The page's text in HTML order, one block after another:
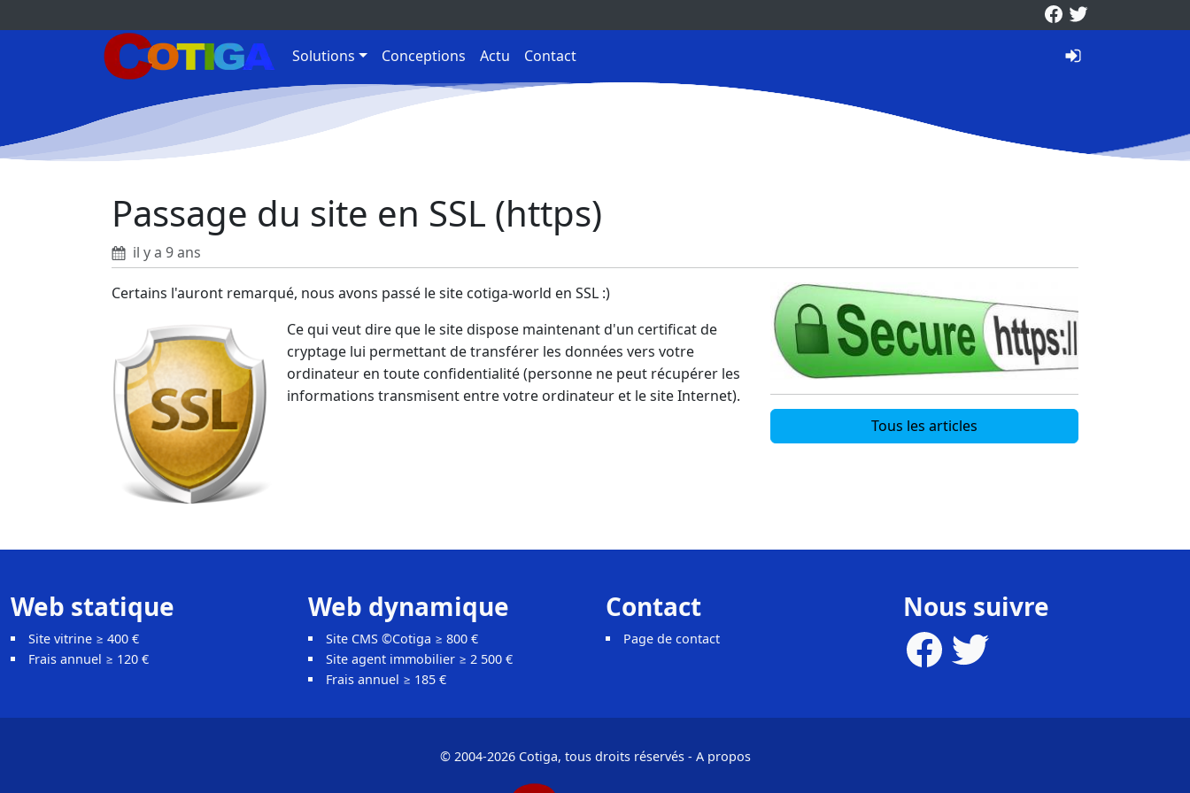
Solutions Conceptions Actu Contact
Passage du site en SSL (https)
il y a 9 ans
Certains l'auront remarqué, nous avons passé le site cotiga-world en SSL :)
Ce qui veut dire que le site dispose maintenant d'un certificat de
cryptage lui permettant de transférer les données vers votre
ordinateur en toute confidentialité (personne ne peut récupérer les
informations transmisent entre votre ordinateur et le site Internet).
Tous les articles
Web statique
Site vitrine ≥ 400 €
Frais annuel ≥ 120 €
Web dynamique
Site CMS ©Cotiga ≥ 800 €
Site agent immobilier ≥ 2 500 €
Frais annuel ≥ 185 €
Contact
Page de contact
Nous suivre
© 2004-2026 Cotiga, tous droits réservés- A propos